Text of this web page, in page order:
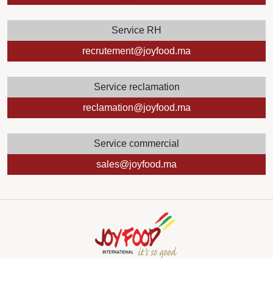
Service RH
recrutement@joyfood.ma
Service reclamation
reclamation@joyfood.ma
Service commercial
sales@joyfood.ma